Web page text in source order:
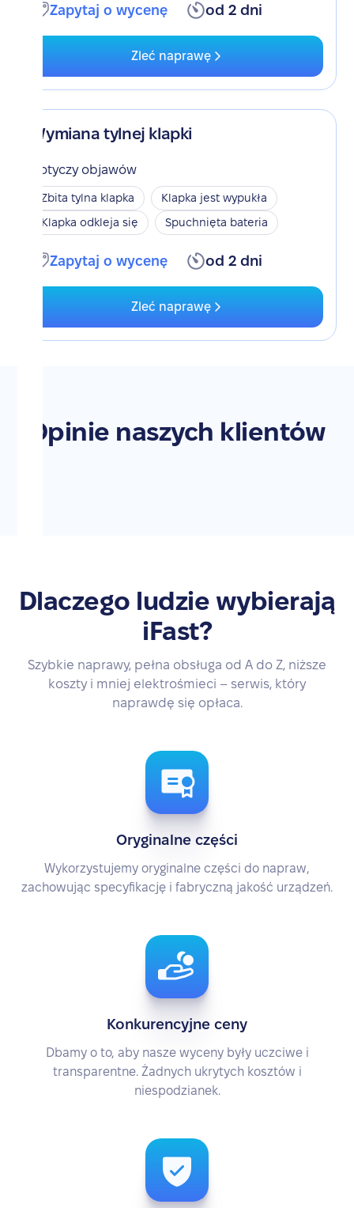
Zapytaj o wycenę od 2 dni
Zleć naprawę
Wymiana tylnej klapki
Dotyczy objawów
Zbita tylna klapka
Klapka jest wypukła
Klapka odkleja się
Spuchnięta bateria
Zapytaj o wycenę od 2 dni
Zleć naprawę
Opinie naszych klientów
Dlaczego ludzie wybierają
iFast?
Szybkie naprawy, pełna obsługa od A do Z, niższe
koszty i mniej elektrośmieci – serwis, który
naprawdę się opłaca.
Oryginalne części
Wykorzystujemy oryginalne części do napraw,
zachowując specyfikację i fabryczną jakość urządzeń.
Konkurencyjne ceny
Dbamy o to, aby nasze wyceny były uczciwe i
transparentne. Żadnych ukrytych kosztów i
niespodzianek.